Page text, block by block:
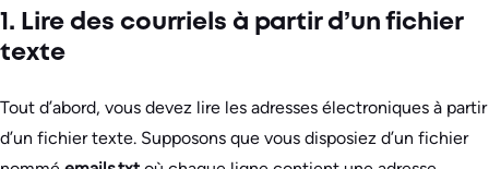
1. Lire des courriels à partir d’un fichier
texte
Tout d’abord, vous devez lire les adresses électroniques à partir
d’un fichier texte. Supposons que vous disposiez d’un fichier